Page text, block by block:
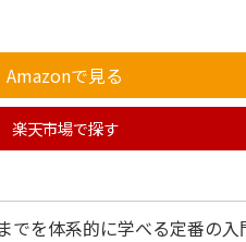
Amazonで見る
楽天市場で探す
を体系的に学べる定番の